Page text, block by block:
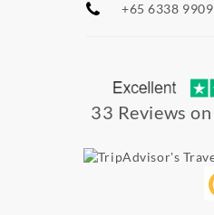
+65 6338 9909
33 Reviews on